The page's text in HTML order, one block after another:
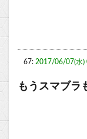
67: 2017/06/07(水)
もうスマブラ